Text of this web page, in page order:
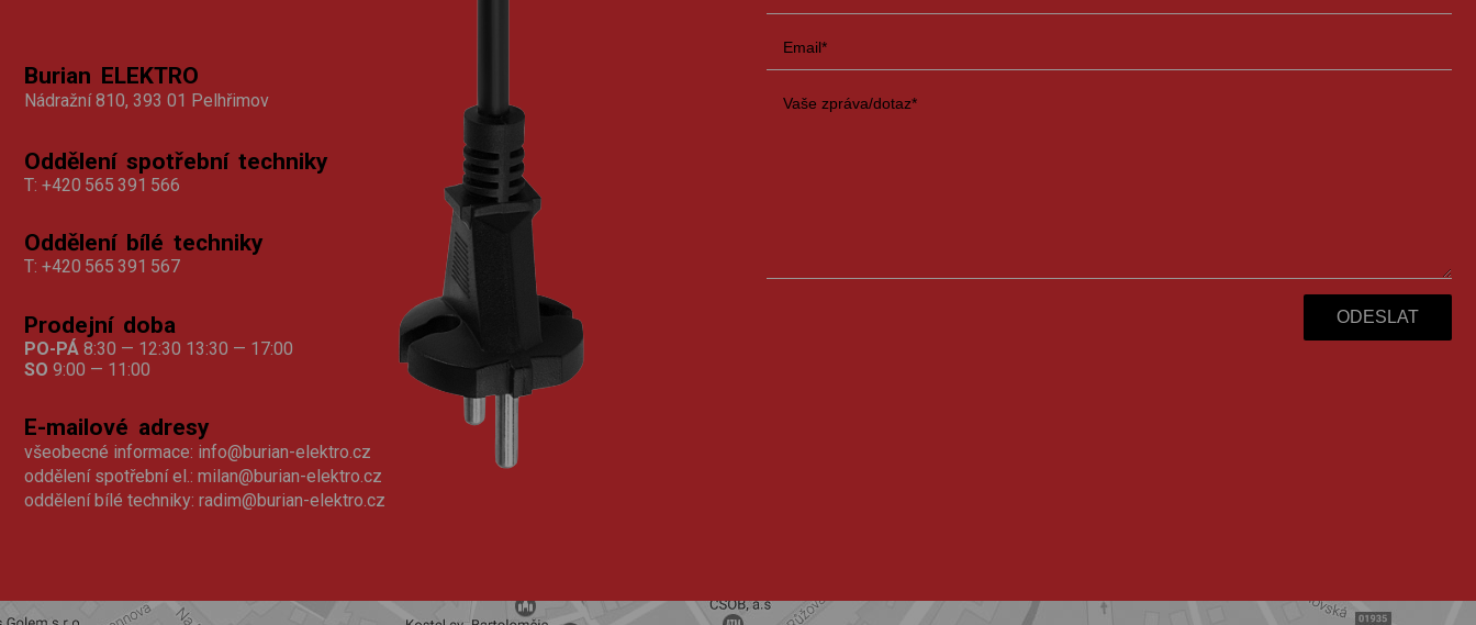
Burian ELEKTRO
Nádražní 810, 393 01 Pelhřimov
Oddělení spotřební techniky
T: +420 565 391 566
Oddělení bílé techniky
T: +420 565 391 567
Prodejní doba
PO-PÁ 8:30 — 12:30 13:30 — 17:00
SO 9:00 — 11:00
E-mailové adresy
všeobecné informace: info@burian-elektro.cz
oddělení spotřební el.: milan@burian-elektro.cz
oddělení bílé techniky: radim@burian-elektro.cz